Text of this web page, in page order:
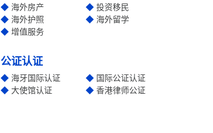
海外房产
投资移民
海外护照
海外留学
增值服务
公证认证
海牙国际认证
国际公证认证
大使馆认证
香港律师公证